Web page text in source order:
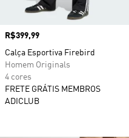
Preço
R$399,99
Calça Esportiva Firebird
Homem Originals
4 cores
FRETE GRÁTIS MEMBROS
ADICLUB